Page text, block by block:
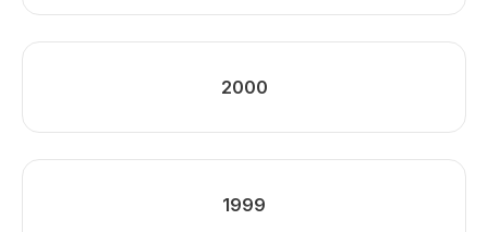
2000
1999